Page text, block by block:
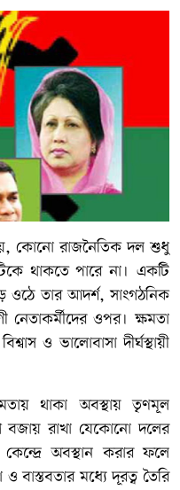
কোনো রাজনৈতিক দল শুধু
থাকতে পারে না। একটি
ওঠে তার আদর্শ, সাংগঠনিক
নেতাকর্মীদের ওপর। ক্ষমতা
ও ভালোবাসা দীর্ঘস্থায়ী
থাকা অবস্থায় তৃণমূল
বজায় রাখা যেকোনো দলের
অবস্থান করার ফলে
বাস্তবতার মধ্যে দূরত্ব তৈরি